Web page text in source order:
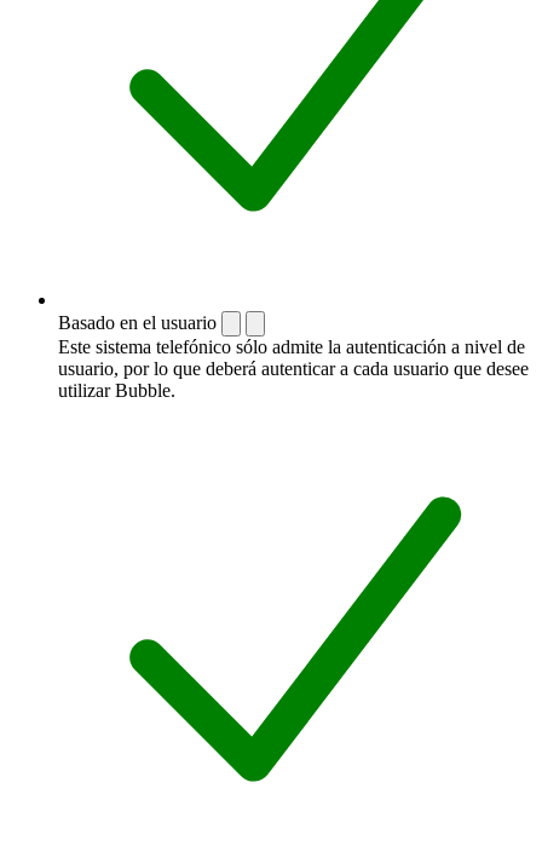
Basado en el usuario
Este sistema telefónico sólo admite la autenticación a nivel de
usuario, por lo que deberá autenticar a cada usuario que desee
utilizar Bubble.